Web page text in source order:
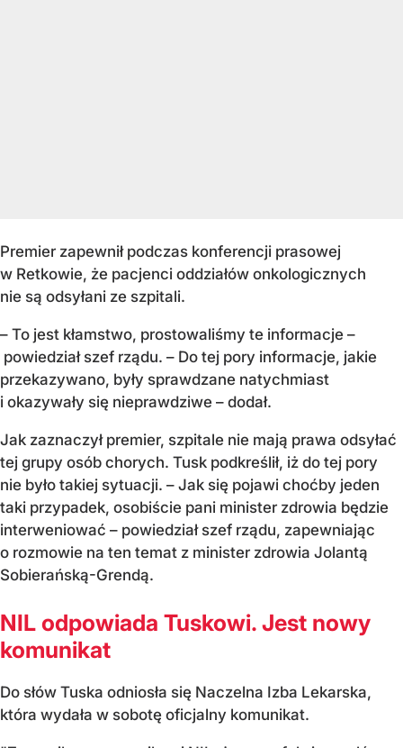
Premier zapewnił podczas konferencji prasowej
w Retkowie, że pacjenci oddziałów onkologicznych
nie są odsyłani ze szpitali.
– To jest kłamstwo, prostowaliśmy te informacje –
powiedział szef rządu. – Do tej pory informacje, jakie
przekazywano, były sprawdzane natychmiast
i okazywały się nieprawdziwe – dodał.
Jak zaznaczył premier, szpitale nie mają prawa odsyłać
tej grupy osób chorych. Tusk podkreślił, iż do tej pory
nie było takiej sytuacji. – Jak się pojawi choćby jeden
taki przypadek, osobiście pani minister zdrowia będzie
interweniować – powiedział szef rządu, zapewniając
o rozmowie na ten temat z minister zdrowia Jolantą
Sobierańską-Grendą.
NIL odpowiada Tuskowi. Jest nowy
komunikat
Do słów Tuska odniosła się Naczelna Izba Lekarska,
która wydała w sobotę oficjalny komunikat.